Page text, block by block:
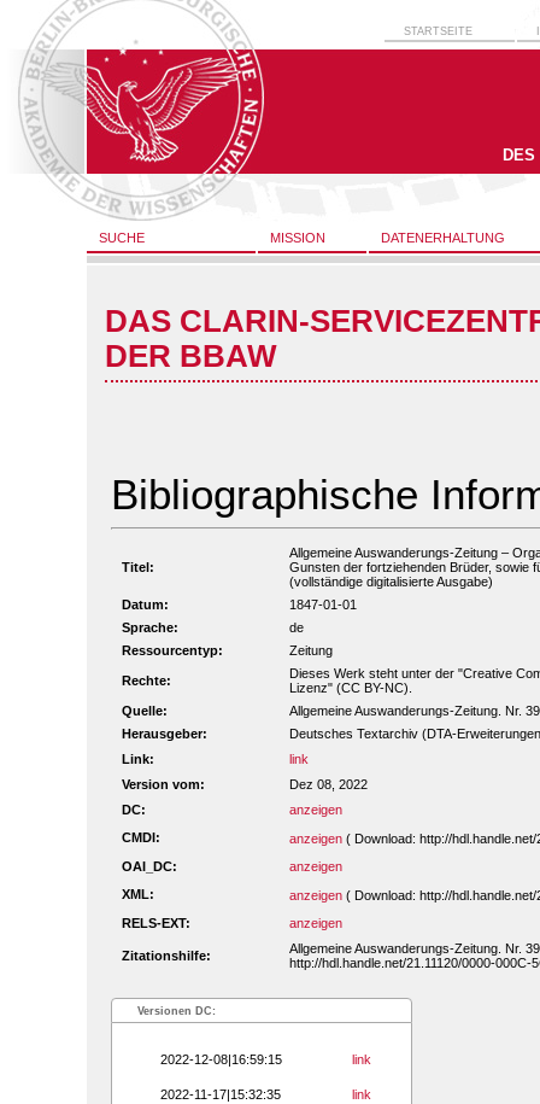
STARTSEITE
SUCHE MISSION DATENERHALTUNG
DAS CLARIN-
DER BBAW
Bibliographische
Titel:
Allgemeine Auswanderungs-Zeitung –
Gunsten der fortziehenden Brüder, sowie
(vollständige digitalisierte Ausgabe)
Datum:
1847-01-01
Sprache:
de
Ressourcentyp:
Zeitung
Rechte:
Dieses Werk steht unter der "Creative
Lizenz" (CC BY-NC).
Quelle:
Allgemeine Auswanderungs-Zeitung. Nr.
Herausgeber:
Deutsches Textarchiv (DTA-
Link:
link
Version vom:
Dez 08, 2022
DC:
anzeigen
CMDI:
anzeigen ( Download: http://
OAI_DC:
anzeigen
XML:
anzeigen ( Download: http://
RELS-EXT:
anzeigen
Zitationshilfe:
Allgemeine Auswanderungs-Zeitung. Nr.
http://hdl.handle.net/21.11120/0000-000C-
Versionen DC:
2022-12-08|16:59:15 link
2022-11-17|15:32:35 link